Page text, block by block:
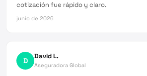
cotización fue rápido y claro.
junio de 2026
D David L.
Aseguradora Global